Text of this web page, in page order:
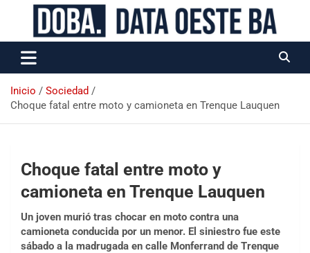
Data Oeste BA
Inicio
Sociedad
Choque fatal entre moto y camioneta en Trenque Lauquen
Choque fatal entre moto y
camioneta en Trenque Lauquen
Un joven murió tras chocar en moto contra una
camioneta conducida por un menor. El siniestro fue este
sábado a la madrugada en calle Monferrand de Trenque